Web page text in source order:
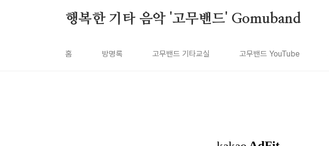
행복한 기타 음악 '고무밴드' Gomuband
홈 방명록 고무밴드 기타교실 고무밴드 YouTube